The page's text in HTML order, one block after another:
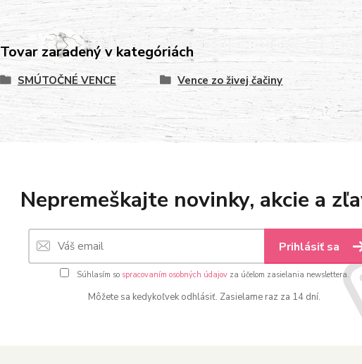
Tovar zaradený v kategóriách
SMÚTOČNÉ VENCE Vence zo živej čačiny
Nepremeškajte novinky, akcie a
Prihlásiť sa
Súhlasím so spracovaním osobných údajovza účelom zasielania newslettera.
Môžete sa kedykoľvek odhlásiť. Zasielame raz za 14 dní.